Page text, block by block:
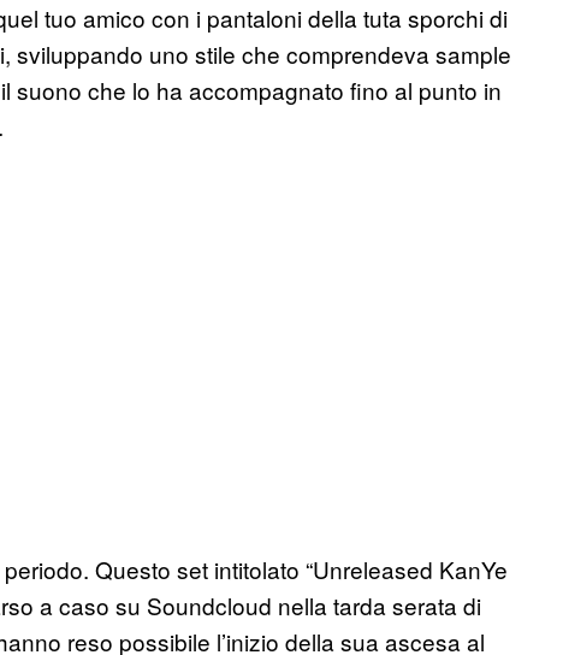
tuo amico con i pantaloni della tuta sporchi di
sviluppando uno stile che comprendeva sample
suono che lo ha accompagnato fino al punto in
Questo set intitolato “Unreleased KanYe
a caso su Soundcloud nella tarda serata di
reso possibile l’inizio della sua ascesa al